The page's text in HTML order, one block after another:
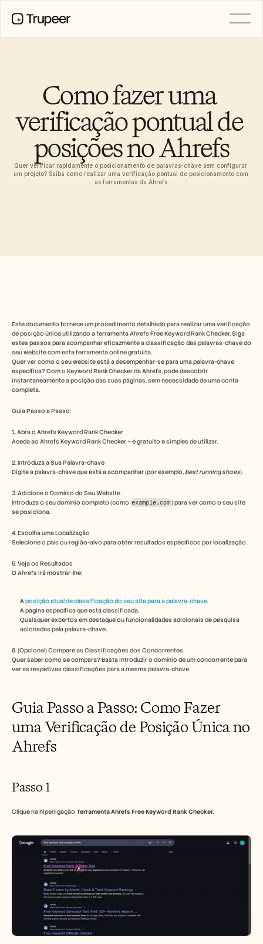
Como fazer uma
verificação pontual de
posições no Ahrefs
Quer verificar rapidamente o posicionamento de palavras-chave sem configurar
um projeto? Saiba como realizar uma verificação pontual do posicionamento com
as ferramentas da Ahrefs.
Este documento fornece um procedimento detalhado para realizar uma verificação
de posição única utilizando a ferramenta Ahrefs Free Keyword Rank Checker. Siga
estes passos para acompanhar eficazmente a classificação das palavras-chave do
seu website com esta ferramenta online gratuita.
Quer ver como o seu website está a desempenhar-se para uma palavra-chave
específica? Com o Keyword Rank Checker da Ahrefs, pode descobrir
instantaneamente a posição das suas páginas, sem necessidade de uma conta
completa.
Guia Passo a Passo:
1. Abra o Ahrefs Keyword Rank Checker
Aceda ao Ahrefs Keyword Rank Checker – é gratuito e simples de utilizar.
2. Introduza a Sua Palavra-chave
Digite a palavra-chave que está a acompanhar (por exemplo, best running shoes).
3. Adicione o Domínio do Seu Website
Introduza o seu domínio completo (como example.com) para ver como o seu site
se posiciona.
4. Escolha uma Localização
Selecione o país ou região-alvo para obter resultados específicos por localização.
5. Veja os Resultados
O Ahrefs irá mostrar-lhe:
A posição atual de classificação do seu site para a palavra-chave.
A página específica que está classificada.
Quaisquer excertos em destaque ou funcionalidades adicionais de pesquisa
acionadas pela palavra-chave.
6. (Opcional) Compare as Classificações dos Concorrentes
Quer saber como se compara? Basta introduzir o domínio de um concorrente para
ver as respetivas classificações para a mesma palavra-chave.
Guia Passo a Passo: Como Fazer
uma Verificação de Posição Única no
Ahrefs
Passo 1
Clique na hiperligação ferramenta Ahrefs Free Keyword Rank Checker.
Histórias de clientes
Centro de Ajuda
Preços
Carreiras
Tradução
Base de Conhecimento
Avatares de IA
Kits de marca
Páginas partilhadas
Gravação de ecrã com IA
Gestão da Mudança
Capacitação de vendas
Pré-venda
Marketing de Produto
Sucesso do Cliente
Formação
See more